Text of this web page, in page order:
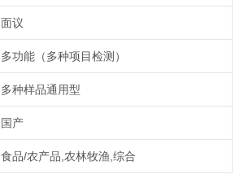
面议
多功能（多种项目检测）
多种样品通用型
国产
食品/农产品,农林牧渔,综合